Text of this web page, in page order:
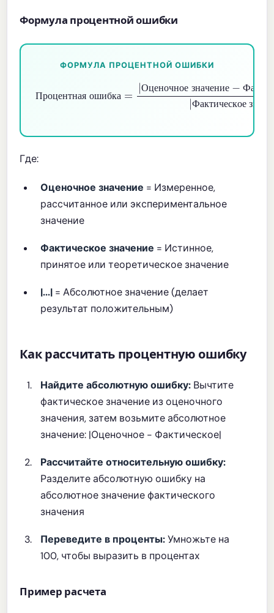
Формула процентной ошибки
ФОРМУЛА ПРОЦЕНТНОЙ ОШИБКИ
П р оц ен тная о ши б ка
Оц ен о чн о е зн ачен и е Фа
Ф акт и ческо е зн
Процентная ошибка=|
Фактическое значение||
Фактическое значение|× 100%
Где:
Оценочное значение = Измеренное,
рассчитанное или экспериментальное
значение
Фактическое значение = Истинное,
принятое или теоретическое значение
|...| = Абсолютное значение (делает
результат положительным)
Как рассчитать процентную ошибку
Найдите абсолютную ошибку: Вычтите
фактическое значение из оценочного
значения, затем возьмите абсолютное
значение: |Оценочное - Фактическое|
Рассчитайте относительную ошибку:
Разделите абсолютную ошибку на
абсолютное значение фактического
значения
Переведите в проценты:Умножьте на
100, чтобы выразить в процентах
Пример расчета